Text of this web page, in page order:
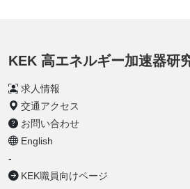
KEK 高エネルギー加速器研
求人情報
交通アクセス
お問い合わせ
English
-
KEK職員向けページ